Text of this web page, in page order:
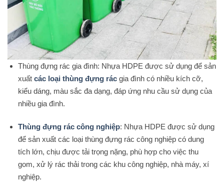
Thùng đựng rác gia đình: Nhựa HDPE được sử dụng để sản
xuất các loại thùng đựng rácgia đình có nhiều kích cỡ,
kiểu dáng, màu sắc đa dạng, đáp ứng nhu cầu sử dụng của
nhiều gia đình.
Thùng đựng rác công nghiệp: Nhựa HDPE được sử dụng
để sản xuất các loại thùng đựng rác công nghiệp có dung
tích lớn, chịu được tải trọng nặng, phù hợp cho việc thu
gom, xử lý rác thải trong các khu công nghiệp, nhà máy, xí
nghiệp.